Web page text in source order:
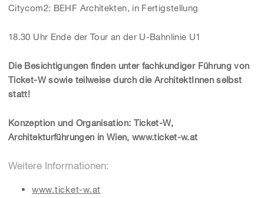
Citycom2: BEHF Architekten, in Fertigstellung
18.30 Uhr Ende der Tour an der U-Bahnlinie U1
Die Besichtigungen finden unter fachkundiger Führung von
Ticket-W sowie teilweise durch die ArchitektInnen selbst
statt!
Konzeption und Organisation: Ticket-W,
Architekturführungen in Wien, www.ticket-w.at
Weitere Informationen:
www.ticket-w.at